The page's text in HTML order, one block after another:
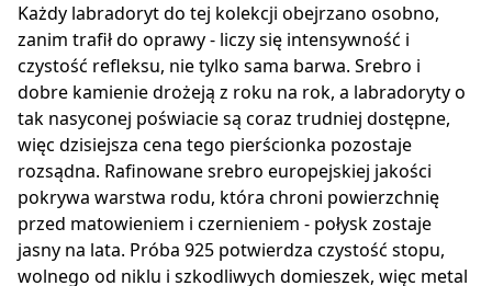
Każdy labradoryt do tej kolekcji obejrzano osobno,
zanim trafił do oprawy - liczy się intensywność i
czystość refleksu, nie tylko sama barwa. Srebro i
dobre kamienie drożeją z roku na rok, a labradoryty o
tak nasyconej poświacie są coraz trudniej dostępne,
więc dzisiejsza cena tego pierścionka pozostaje
rozsądna. Rafinowane srebro europejskiej jakości
pokrywa warstwa rodu, która chroni powierzchnię
przed matowieniem i czernieniem - połysk zostaje
jasny na lata. Próba 925 potwierdza czystość stopu,
wolnego od niklu i szkodliwych domieszek, więc metal